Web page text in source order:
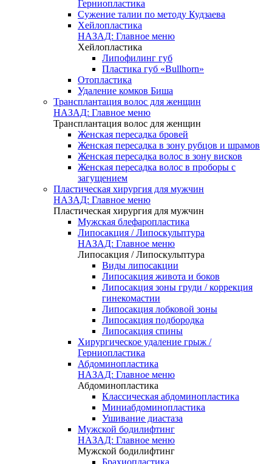
Герниопластика
Сужение талии по методу Кудзаева
Хейлопластика
НАЗАД: Главное меню
Хейлопластика
Липофилинг губ
Пластика губ «Bullhorn»
Отопластика
Удаление комков Биша
Трансплантация волос для женщин
НАЗАД: Главное меню
Трансплантация волос для женщин
Женская пересадка бровей
Женская пересадка в зону рубцов и шрамов
Женская пересадка волос в зону висков
Женская пересадка волос в проборы с
загущением
Пластическая хирургия для мужчин
НАЗАД: Главное меню
Пластическая хирургия для мужчин
Мужская блефаропластика
Липосакция / Липоскульптура
НАЗАД: Главное меню
Липосакция / Липоскульптура
Виды липосакции
Липосакция живота и боков
Липосакция зоны груди / коррекция
гинекомастии
Липосакция лобковой зоны
Липосакция подбородка
Липосакция спины
Хирургическое удаление грыж /
Герниопластика
Абдоминопластика
НАЗАД: Главное меню
Абдоминопластика
Классическая абдоминопластика
Миниабдоминопластика
Ушивание диастаза
Мужской бодилифтинг
НАЗАД: Главное меню
Мужской бодилифтинг
Брахиопластика